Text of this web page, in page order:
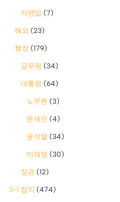
자영업 (7)
해외 (23)
행정 (179)
공무원 (34)
대통령 (64)
노무현 (3)
문재인 (4)
윤석열 (34)
이재명 (30)
장관 (12)
3-1 잡지 (474)